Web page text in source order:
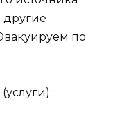
по